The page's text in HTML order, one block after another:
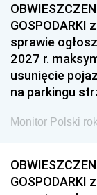
GOSPODARKI
sprawie
2027 r.
usunięcie
na parkingu
Monitor Polski
GOSPODARKI